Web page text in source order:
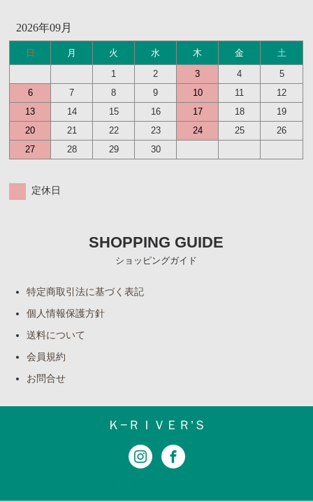
2026年09月
日 月 火 水 木 金
土
1
2 3 4
5
6
7 8 9 10 11
12
13
14 15 16 17 18
19
20
21 22 23 24 25
26
27
28 29 30
定休日
SHOPPING GUIDE
ショッピングガイド
特定商取引法に基づく表記
個人情報保護方針
送料について
会員規約
お問合せ
Ｋ−ＲＩＶＥＲ’Ｓ